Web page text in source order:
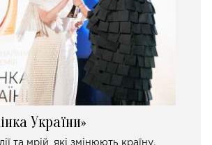
України»
дії та мрій, які змінюють країну.